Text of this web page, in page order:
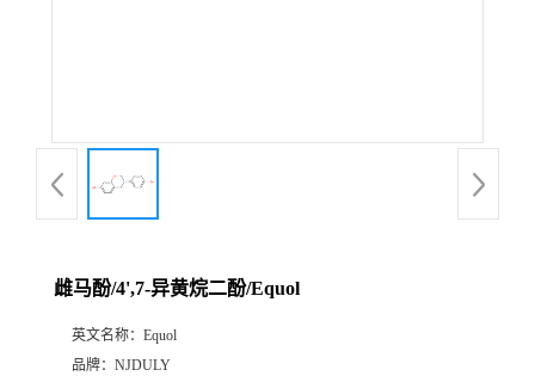
雌马酚/4',7-异黄烷二酚/Equol
英文名称： Equol
品牌： NJDULY